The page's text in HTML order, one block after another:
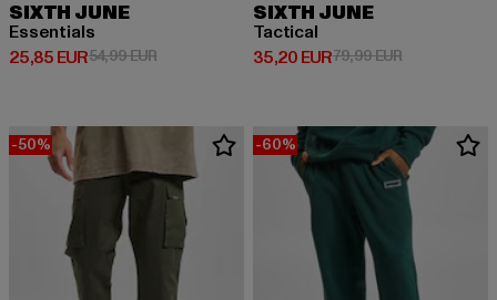
SIXTH JUNE
Essentials
25,85 EUR
Derzeitiger Preis: 25,85 EUR
54,99 EURAktionspreis: 54,99 EUR
SIXTH JUNE
Tactical
35,20 EUR
Derzeitiger Preis: 35,20 EUR
79,99 EURAktionspreis:
-50% -60%